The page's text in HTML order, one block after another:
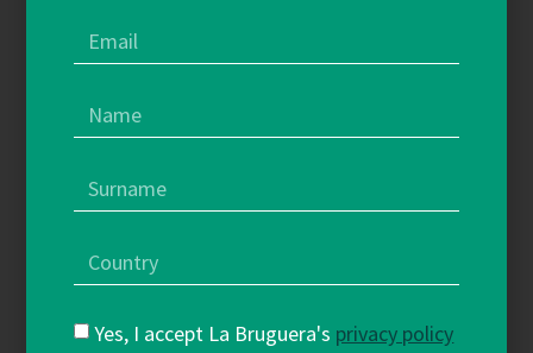
Yes, I accept La Bruguera's privacy policy